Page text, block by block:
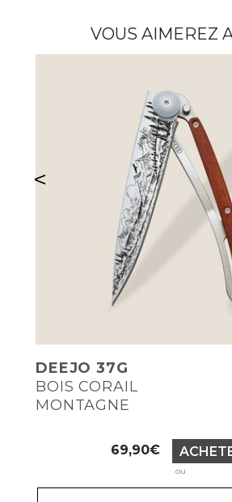
VOUS AIMEREZ
DEEJO 37G
BOIS CORAIL
MONTAGNE
Prix
69,90€
ou
<